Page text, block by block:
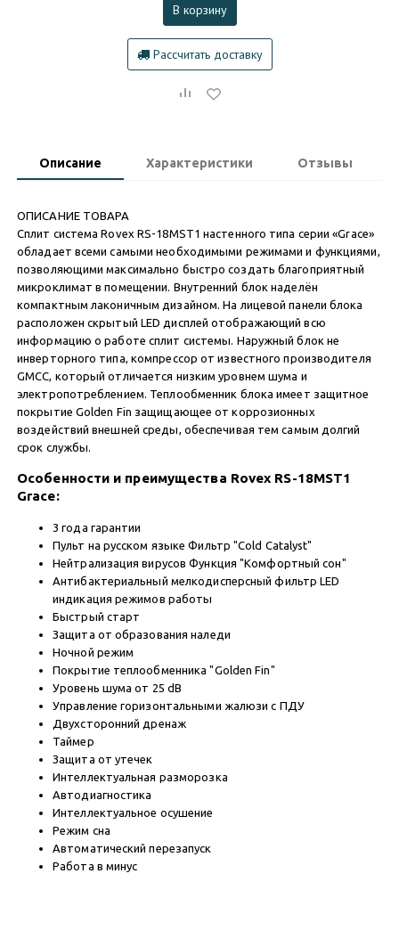
В корзину
Рассчитать доставку
Описание Характеристики Отзывы
ОПИСАНИЕ ТОВАРА
Сплит система Rovex RS-18MST1 настенного типа серии «Grace»
обладает всеми самыми необходимыми режимами и функциями,
позволяющими максимально быстро создать благоприятный
микроклимат в помещении. Внутренний блок наделён
компактным лаконичным дизайном. На лицевой панели блока
расположен скрытый LED дисплей отображающий всю
информацию о работе сплит системы. Наружный блок не
инверторного типа, компрессор от известного производителя
GMCC, который отличается низким уровнем шума и
электропотреблением. Теплообменник блока имеет защитное
покрытие Golden Fin защищающее от коррозионных
воздействий внешней среды, обеспечивая тем самым долгий
срок службы.
Особенности и преимущества Rovex RS-18MST1
Grace:
3 года гарантии
Пульт на русском языке Фильтр "Cold Catalyst"
Нейтрализация вирусов Функция "Комфортный сон"
Антибактериальный мелкодисперсный фильтр LED
индикация режимов работы
Быстрый старт
Защита от образования наледи
Ночной режим
Покрытие теплообменника "Golden Fin"
Уровень шума от 25 dB
Управление горизонтальными жалюзи с ПДУ
Двухсторонний дренаж
Таймер
Защита от утечек
Интеллектуальная разморозка
Автодиагностика
Интеллектуальное осушение
Режим сна
Автоматический перезапуск
Работа в минус